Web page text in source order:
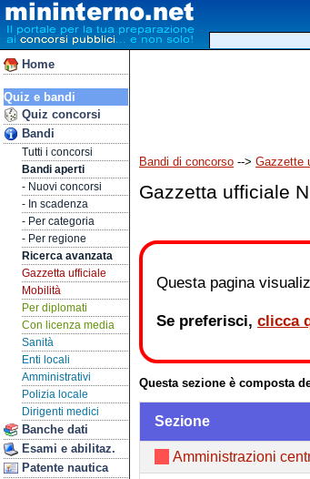
Home
Quiz e bandi
Quiz concorsi
Bandi
Tutti i concorsi
Bandi aperti
- Nuovi concorsi
- In scadenza
- Per categoria
- Per regione
Ricerca avanzata
Gazzetta ufficiale
Mobilità
Per diplomati
Con licenza media
Sanità
Enti locali
Amministrativi
Polizia locale
Dirigenti medici
Banche dati
Esami e abilitaz.
Patente nautica
Bandi di concorso --> Gazzette
Gazzetta ufficiale
Questa pagina
Se preferisci, clicca
Questa sezione è composta
Sezione
Amministrazioni